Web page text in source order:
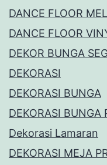
DANCE FLOOR
DANCE FLOOR
DEKOR BUNGA
DEKORASI
DEKORASI BUNGA
DEKORASI BUNGA
Dekorasi Lamaran
DEKORASI MEJA